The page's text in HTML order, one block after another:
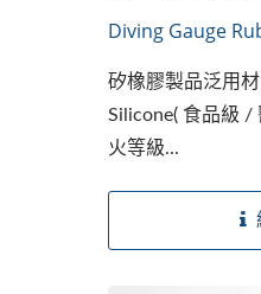
Diving Gauge
矽橡膠製品泛用
Silicone( 食品級 /
火等級...